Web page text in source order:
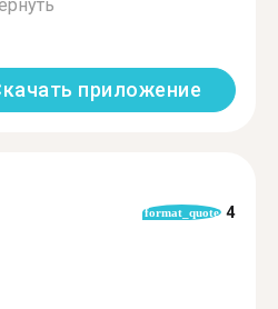
приложение
format_quote 4